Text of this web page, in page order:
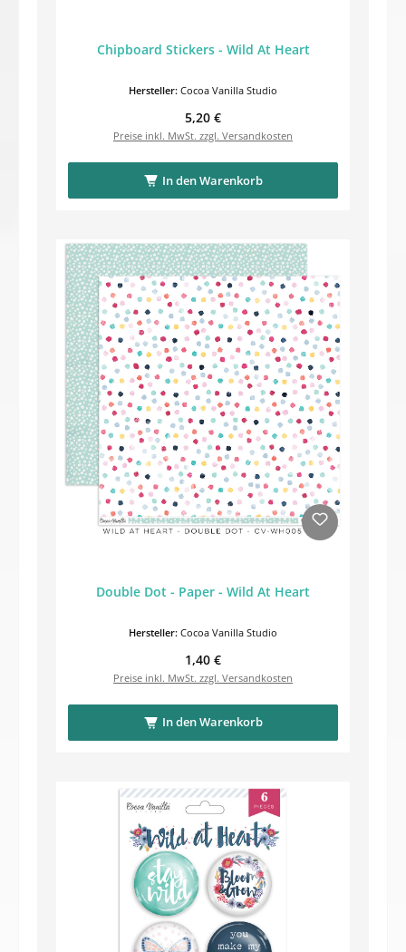
Chipboard Stickers - Wild At Heart
Hersteller: Cocoa Vanilla Studio
Regulärer Preis:
5,20 €
Preise inkl. MwSt. zzgl. Versandkosten
In den Warenkorb
Double Dot - Paper - Wild At Heart
Hersteller: Cocoa Vanilla Studio
Regulärer Preis:
1,40 €
Preise inkl. MwSt. zzgl. Versandkosten
In den Warenkorb